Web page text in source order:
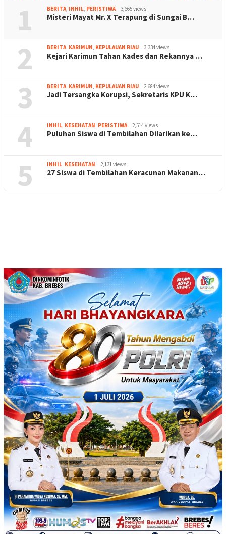
1 BERITA, INHIL, PERISTIWA 3,665 views
Misteri Mayat Mr. X Terapung di Sungai B…
2 BERITA, KARIMUN, KEPULAUAN RIAU 3,334 views
Kejari Karimun Tahan Kades dan Rekannya …
3 BERITA, KARIMUN, KEPULAUAN RIAU 2,684 views
Jadi Tersangka Korupsi, Sekretaris KPU K…
4 INHIL, KESEHATAN, PERISTIWA 2,514 views
Puluhan Siswa di Tembilahan Dilarikan ke…
5 INHIL, KESEHATAN 2,131 views
27 Siswa di Tembilahan Keracunan Makanan…